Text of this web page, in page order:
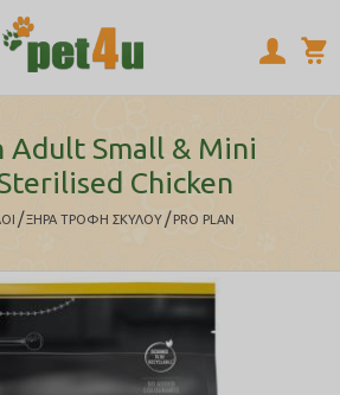
Adult Small & Mini
Chicken
/ΞΗΡΑ ΤΡΟΦΗ ΣΚΥΛΟΥ / PRO PLAN